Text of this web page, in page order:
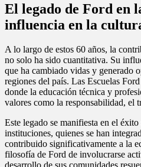
El legado de Ford en
influencia en la
A lo largo de estos 60 años, la
no solo ha sido cuantitativa. Su
que ha cambiado vidas y generado
regiones del país. Las Escuelas
donde la educación técnica y
valores como la responsabilidad, el
Este legado se manifiesta en el
instituciones, quienes se han
contribuido significativamente a la
filosofía de Ford de involucrarse